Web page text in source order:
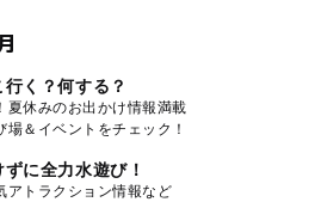
く？何する？
夏休みのお出かけ情報満載
場＆イベントをチェック！
に全力水遊び！
アトラクション情報など